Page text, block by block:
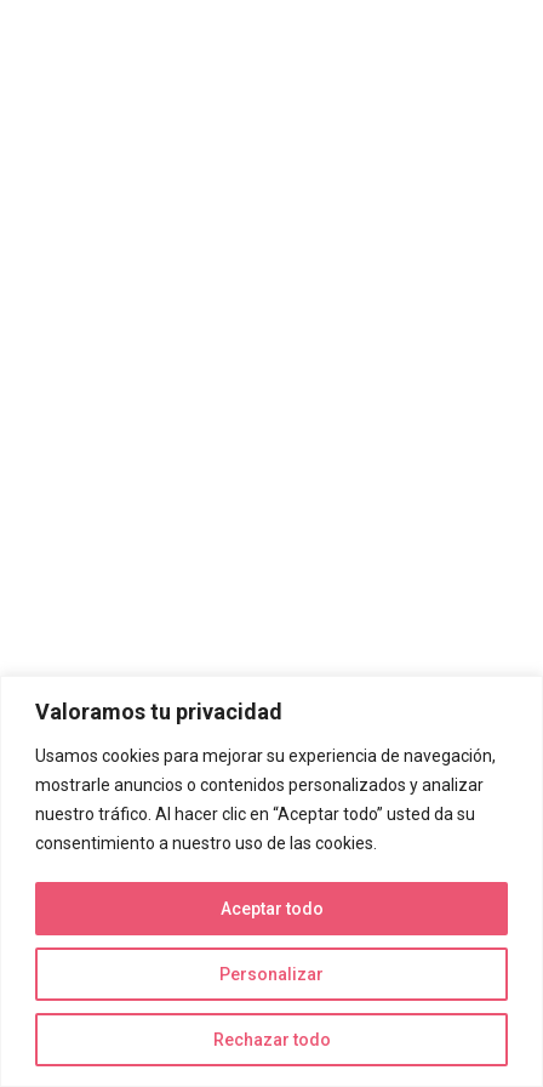
Valoramos tu privacidad
Usamos cookies para mejorar su experiencia de navegación,
mostrarle anuncios o contenidos personalizados y analizar
nuestro tráfico. Al hacer clic en “Aceptar todo” usted da su
consentimiento a nuestro uso de las cookies.
Personalizar
Rechazar todo
Aceptar todo